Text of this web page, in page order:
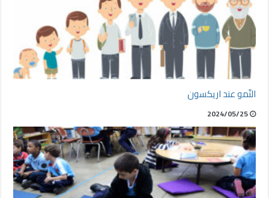
النّمو عند اريكسون
2024/05/25